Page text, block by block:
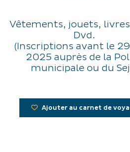
Vêtements, jouets,
Dvd.
(Inscriptions avant le
2025 auprès de la
municipale ou du
Ajouter au carnet de